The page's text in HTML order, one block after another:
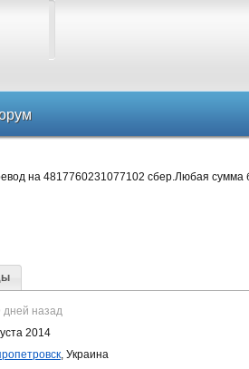
на 4817760231077102 сбер.Любая сумма
дней назад
2014
, Украина